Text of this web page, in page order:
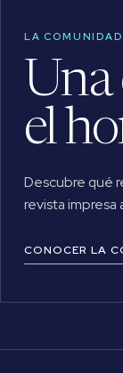
LA
Una
el
Descubre qué
revista impresa
CONOCER LA